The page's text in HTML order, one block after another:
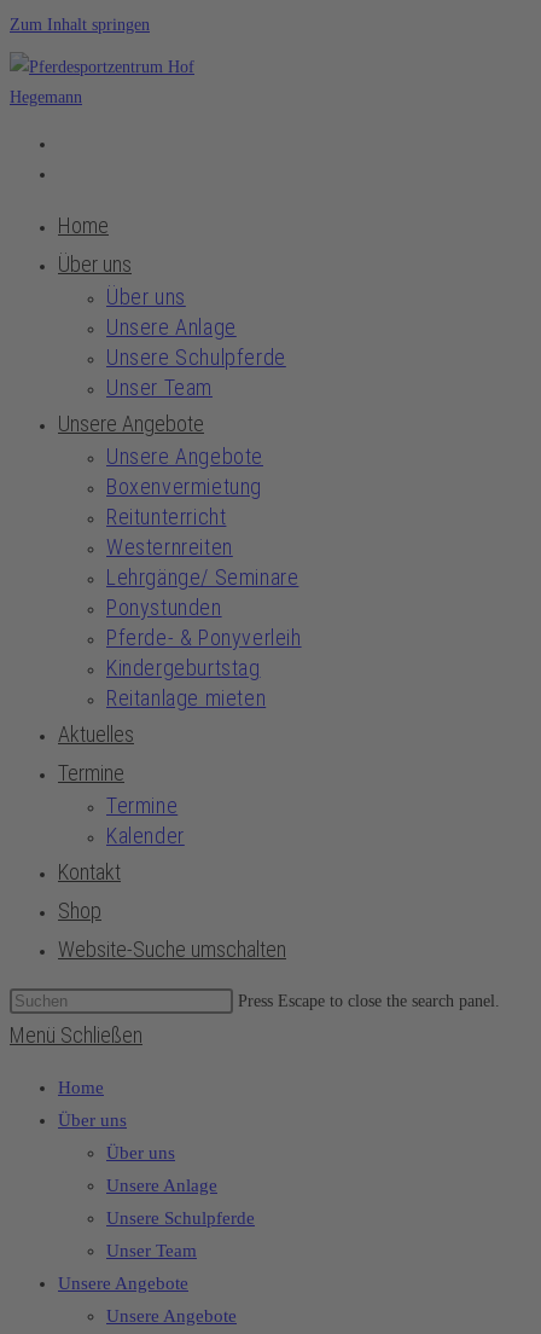
Zum Inhalt springen
Home
Über uns
Über uns
Unsere Anlage
Unsere Schulpferde
Unser Team
Unsere Angebote
Unsere Angebote
Boxenvermietung
Reitunterricht
Westernreiten
Lehrgänge/ Seminare
Ponystunden
Pferde- & Ponyverleih
Kindergeburtstag
Reitanlage mieten
Aktuelles
Termine
Termine
Kalender
Kontakt
Shop
Website-Suche umschalten
Press Escape to close the search panel.
Menü Schließen
Home
Über uns
Über uns
Unsere Anlage
Unsere Schulpferde
Unser Team
Unsere Angebote
Unsere Angebote